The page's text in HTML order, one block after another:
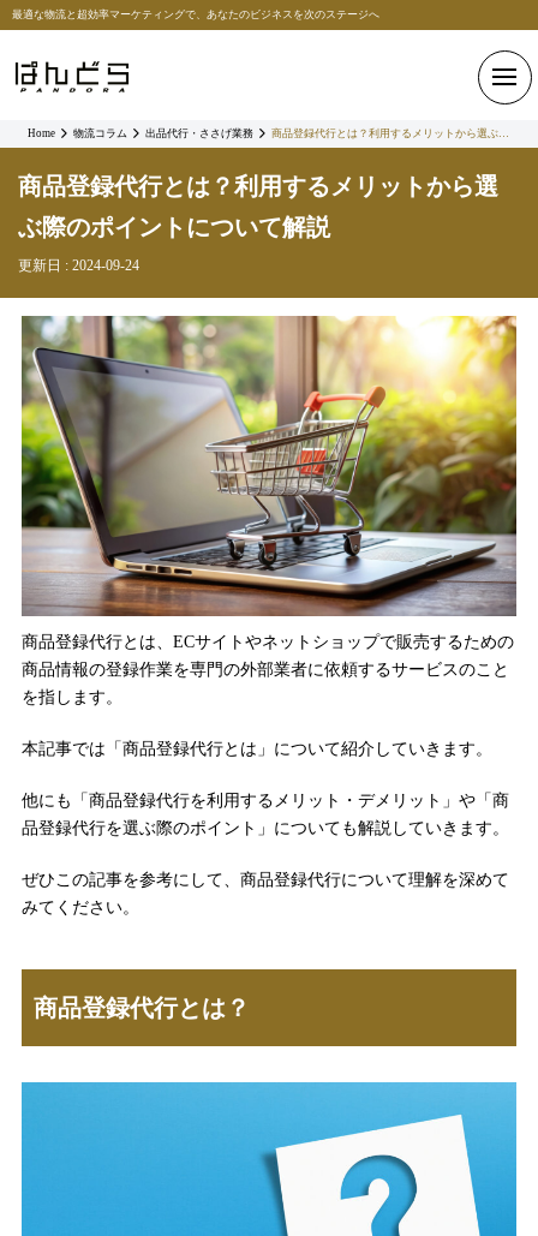
最適な物流と超効率マーケティングで、あなたのビジネスを次のステージへ
Home 物流コラム 出品代行・ささげ業務 商品登録代行とは？利用するメリットから選ぶ際のポイントについて解説
商品登録代行とは？利用するメリットから選
ぶ際のポイントについて解説
更新日 : 2024-09-24
商品登録代行とは、ECサイトやネットショップで販売するための
商品情報の登録作業を専門の外部業者に依頼するサービスのこと
を指します。
本記事では「商品登録代行とは」について紹介していきます。
他にも「商品登録代行を利用するメリット・デメリット」や「商
品登録代行を選ぶ際のポイント」についても解説していきます。
ぜひこの記事を参考にして、商品登録代行について理解を深めて
みてください。
商品登録代行とは？